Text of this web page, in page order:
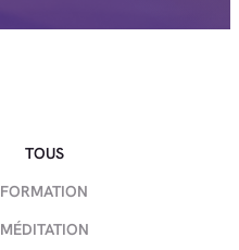
TOUS
FORMATION
MÉDITATION